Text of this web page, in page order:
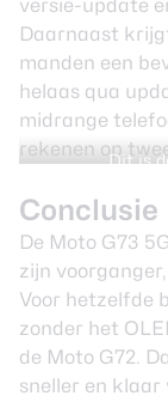
versie-update
Daarnaast
manden een
helaas qua
midrange
rekenen opDit is
Conclusie
De Moto G73
zijn
Voor hetzelfde
zonder het
de Moto G72.
sneller en klaar